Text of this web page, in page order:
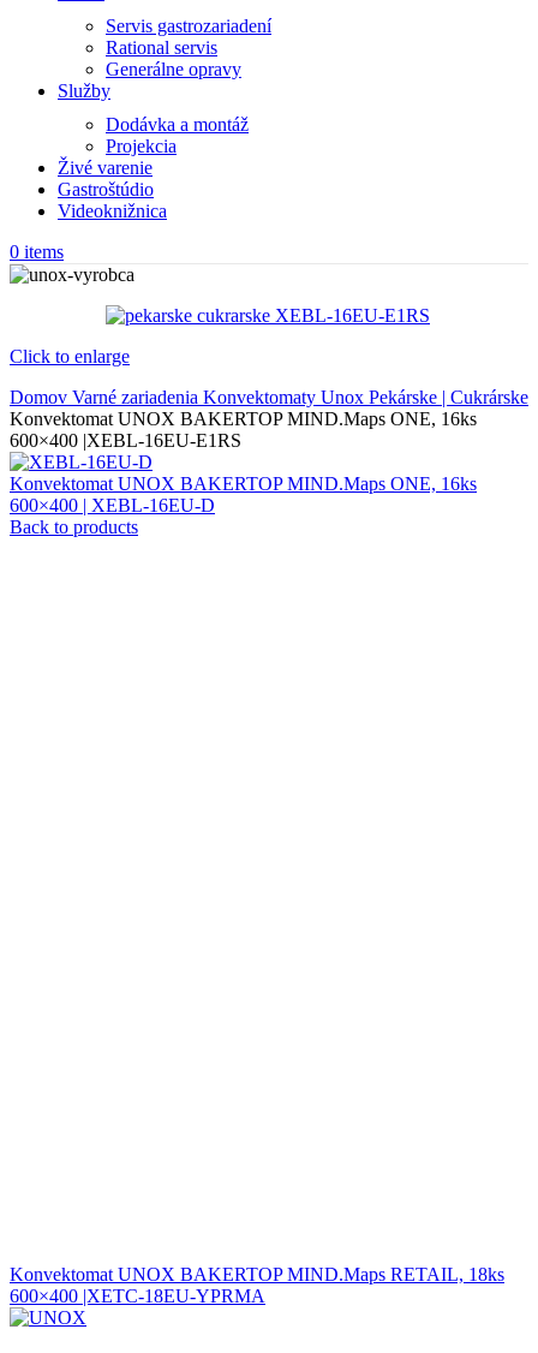
Servis gastrozariadení
Rational servis
Generálne opravy
Služby
Dodávka a montáž
Projekcia
Živé varenie
Gastroštúdio
Videoknižnica
0 items
Click to enlarge
Domov Varné zariadenia Konvektomaty Unox Pekárske | Cukrárske
Konvektomat UNOX BAKERTOP MIND.Maps ONE, 16ks
600×400 |XEBL-16EU-E1RS
Konvektomat UNOX BAKERTOP MIND.Maps ONE, 16ks
600×400 | XEBL-16EU-D
Back to products
Konvektomat UNOX BAKERTOP MIND.Maps RETAIL, 18ks
600×400 |XETC-18EU-YPRMA